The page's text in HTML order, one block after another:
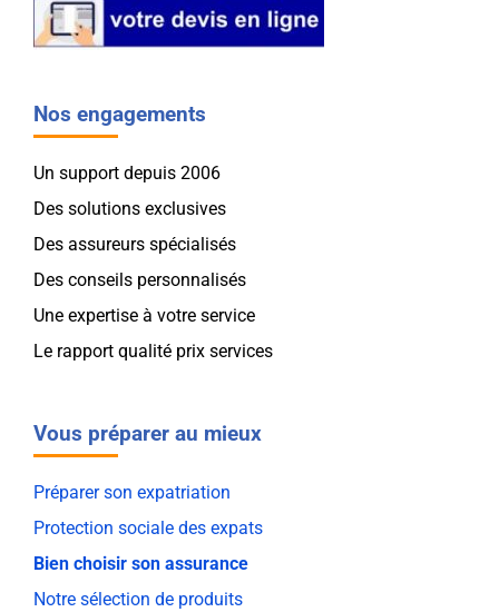
Nos engagements
Un support depuis 2006
Des solutions exclusives
Des assureurs spécialisés
Des conseils personnalisés
Une expertise à votre service
Le rapport qualité prix services
Vous préparer au mieux
Préparer son expatriation
Protection sociale des expats
Bien choisir son assurance
Notre sélection de produits